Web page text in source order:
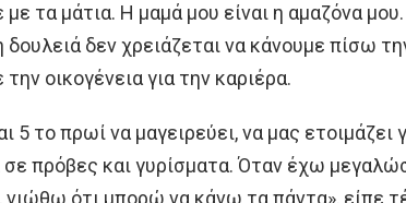
τα μάτια. Η μαμά μου είναι η αμαζόνα
δουλειά δεν χρειάζεται να κάνουμε πίσω
την οικογένεια για την καριέρα.
5 το πρωί να μαγειρεύει, να μας ετοιμάζει
σε πρόβες και γυρίσματα. Όταν έχω
νιώθω ότι μπορώ να κάνω τα πάντα», είπε